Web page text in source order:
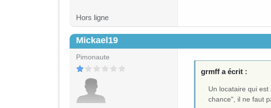
Hors ligne
Mickael19
Pimonaute
grmff a écrit :
Un locataire qui
chance", il ne faut